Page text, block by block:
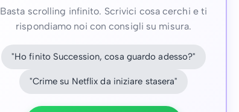
Basta scrolling infinito. Scrivici cosa cerchi e ti
rispondiamo noi con consigli su misura.
"Ho finito Succession, cosa guardo adesso?"
"Crime su Netflix da iniziare stasera"